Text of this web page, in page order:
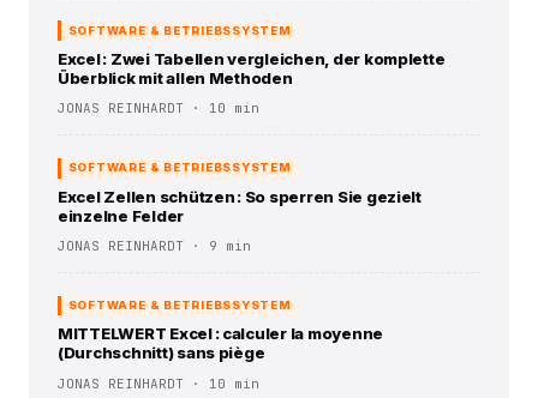
SOFTWARE & BETRIEBSSYSTEM
Excel : Zwei Tabellen vergleichen, der komplette
Überblick mit allen Methoden
JONAS REINHARDT · 10 min
SOFTWARE & BETRIEBSSYSTEM
Excel Zellen schützen : So sperren Sie gezielt
einzelne Felder
JONAS REINHARDT · 9 min
SOFTWARE & BETRIEBSSYSTEM
MITTELWERT Excel : calculer la moyenne
(Durchschnitt) sans piège
JONAS REINHARDT · 10 min